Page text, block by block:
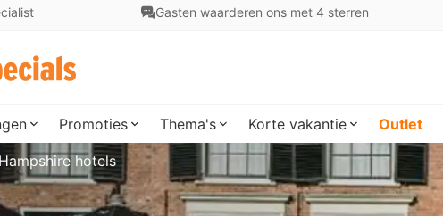
Gasten waarderen ons met 4 sterren
Promoties Thema's Korte vakantie Outlet
Hampshire hotels